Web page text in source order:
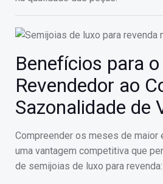
Benefícios para o
Revendedor ao
Sazonalidade de
Compreender os meses de maior
uma vantagem competitiva que
de semijoias de luxo para revenda: